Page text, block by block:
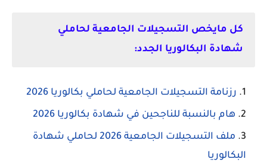
كل مايخص التسجيلات الجامعية لحاملي
شهادة البكالوريا الجدد:
رزنامة التسجيلات الجامعية لحاملي بكالوريا 2026
هام بالنسبة للناجحين في شهادة بكالوريا 2026
ملف التسجيلات الجامعية 2026 لحاملي شهادة
البكالوريا